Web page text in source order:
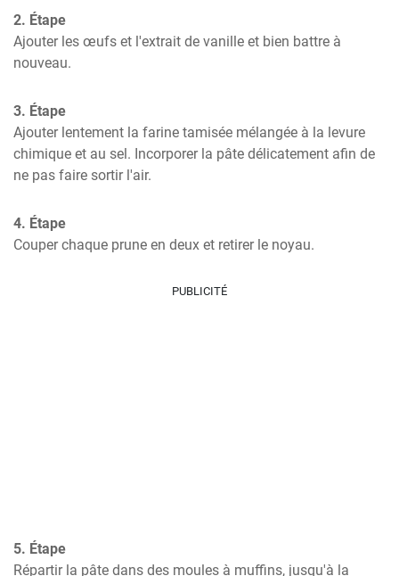
2. Étape
Ajouter les œufs et l'extrait de vanille et bien battre à
nouveau.
3. Étape
Ajouter lentement la farine tamisée mélangée à la levure
chimique et au sel. Incorporer la pâte délicatement afin de
ne pas faire sortir l'air.
4. Étape
Couper chaque prune en deux et retirer le noyau.
PUBLICITÉ
5. Étape
Répartir la pâte dans des moules à muffins, jusqu'à la